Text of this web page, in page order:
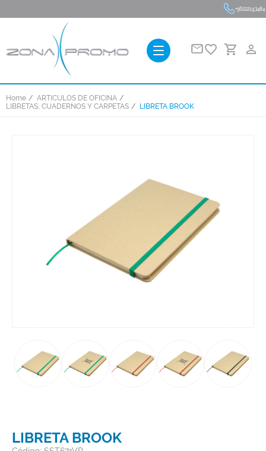
+56222193484
favorite_border person_outline
Home
ARTICULOS DE OFICINA
LIBRETAS, CUADERNOS Y CARPETAS
LIBRETA BROOK
LIBRETA BROOK